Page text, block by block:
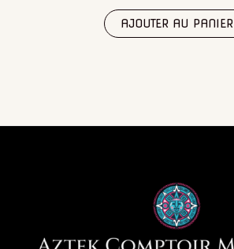
AJOUTER AU PANIER